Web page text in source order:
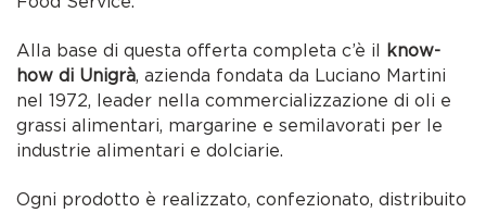
Alla base di questa offerta completa c’è il know-
how di Unigrà, azienda fondata da Luciano Martini
nel 1972, leader nella commercializzazione di oli e
grassi alimentari, margarine e semilavorati per le
industrie alimentari e dolciarie.
Ogni prodotto è realizzato, confezionato, distribuito